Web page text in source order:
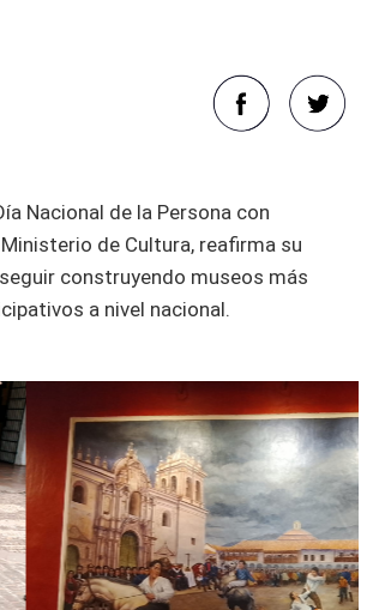
Nacional de la Persona con
de Cultura, reafirma su
construyendo museos más
a nivel nacional.